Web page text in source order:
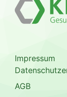
Impressum
AGB